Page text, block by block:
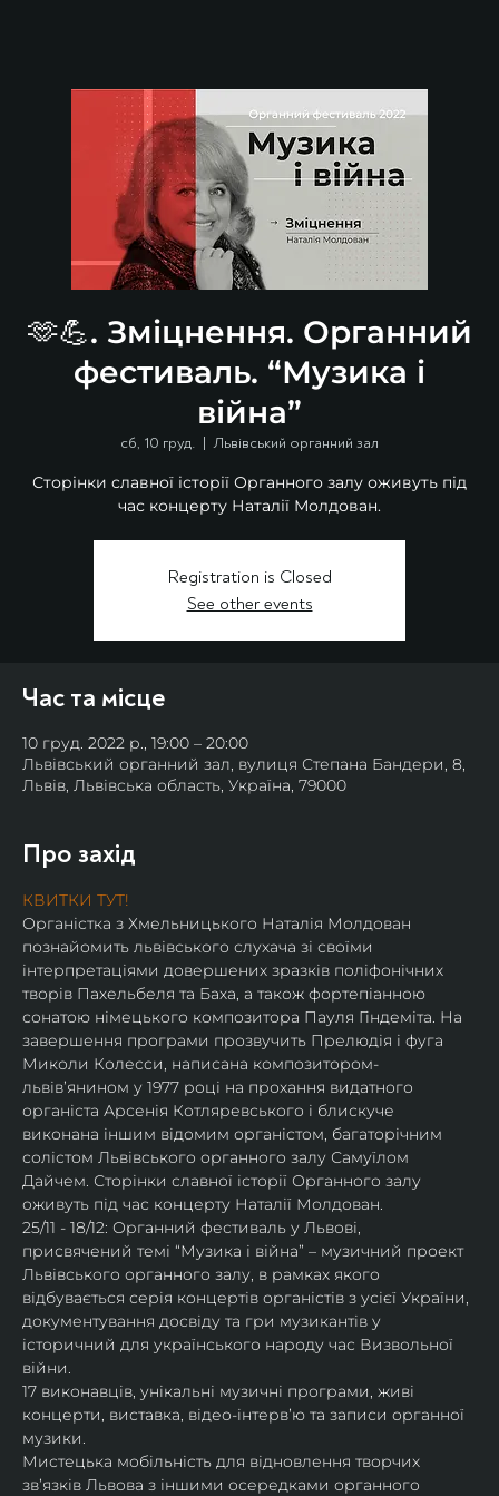
🫶💪. Зміцнення. Органний
фестиваль. “Музика і
війна”
сб, 10 груд.
  |
Львівський органний зал
Сторінки славної історії Органного залу оживуть під
час концерту Наталії Молдован.
Registration is Closed
See other events
Час та місце
10 груд. 2022 р., 19:00 – 20:00
Львівський органний зал, вулиця Степана Бандери, 8,
Львів, Львівська область, Україна, 79000
Про захід
КВИТКИ ТУТ!
Органістка з Хмельницького Наталія Молдован
познайомить львівського слухача зі своїми
інтерпретаціями довершених зразків поліфонічних
творів Пахельбеля та Баха, а також фортепіанною
сонатою німецького композитора Пауля Гіндеміта. На
завершення програми прозвучить Прелюдія і фуга
Миколи Колесси, написана композитором-
львів’янином у 1977 році на прохання видатного
органіста Арсенія Котляревського і блискуче
виконана іншим відомим органістом, багаторічним
солістом Львівського органного залу Самуїлом
Дайчем. Сторінки славної історії Органного залу
оживуть під час концерту Наталії Молдован.
25/11 - 18/12: Органний фестиваль у Львові,
присвячений темі “Музика і війна” – музичний проект
Львівського органного залу, в рамках якого
відбувається серія концертів органістів з усієї України,
документування досвіду та гри музикантів у
історичний для українського народу час Визвольної
війни.
17 виконавців, унікальні музичні програми, живі
концерти, виставка, відео-інтервʼю та записи органної
музики.
Мистецька мобільність для відновлення творчих
зв’язків Львова з іншими осередками органного